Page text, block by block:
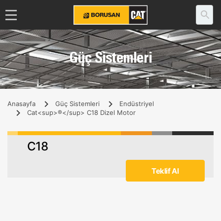
Güç Sistemleri
Anasayfa Güç Sistemleri
Endüstriyel
Cat<sup>®</sup> C18 Dizel Motor
C18
Teklif Al